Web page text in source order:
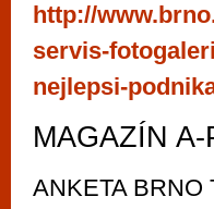
http://
servis-
nejlepsi-
MAGAZÍN A-
ANKETA BRNO